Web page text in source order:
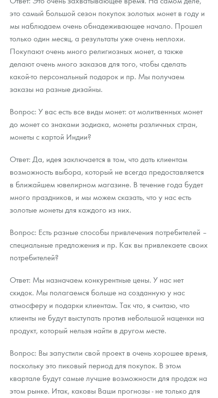
Русская нумизматика
Золотая карманная галерея
Монеты и жетоны из недрагоценных металлов
это самый большой сезон покупок золотых монет в году и
мы наблюдаем очень обнадеживающее начало. Прошел
только один месяц, а результаты уже очень неплохи.
Покупают очень много религиозных монет, а также
делают очень много заказов для того, чтобы сделать
какой-то персональный подарок и пр. Мы получаем
заказы на разные дизайны.
Вопрос: У вас есть все виды монет: от молитвенных монет
до монет со знаками зодиака, монеты различных стран,
монеты с картой Индии?
Ответ: Да, идея заключается в том, что дать клиентам
возможность выбора, который не всегда предоставляется
в ближайшем ювелирном магазине. В течение года будет
много праздников, и мы можем сказать, что у нас есть
золотые монеты для каждого из них.
Вопрос: Есть разные способы привлечения потребителей –
специальные предложения и пр. Как вы привлекаете своих
потребителей?
Ответ: Мы назначаем конкурентные цены. У нас нет
скидок. Мы полагаемся больше на созданную у нас
атмосферу и подарки клиентам. Так что, я считаю, что
клиенты не будут выступать против небольшой наценки на
продукт, который нельзя найти в другом месте.
Вопрос: Вы запустили свой проект в очень хорошее время,
поскольку это пиковый период для покупок. В этом
квартале будут самые лучшие возможности для продаж на
этом рынке. Итак, каковы Ваши прогнозы - не только для